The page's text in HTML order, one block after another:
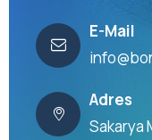
E-Mail
Adres
Sakarya